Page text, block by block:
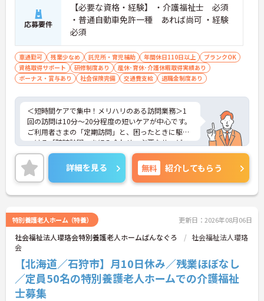
応募要件
【必要な資格・経験】 ・介護福祉士 必須
・普通自動車免許一種 あれば尚可 ・経験
必須
車通勤可 残業少なめ 託児所・育児補助 年間休日110日以上
ブランクOK
資格取得サポート
研修制度あり
産休･育休･介護休暇取得実績あり
ボーナス・賞与あり
社会保険完備 交通費支給 退職金制度あり
＜短時間ケアで集中！メリハリのある訪問業務＞1
回の訪問は10分～20分程度の短いケアが中心です。
ご利用者さまの「定期訪問」と、困ったときに駆け
つける「随時訪問」を組み合わせ、必要なサービス
を必要な分だけお届けします。長時間拘束されるケ
アではないため、テキパキとメリハリをつけて働き
たい方にぴったりのお仕事です。
＜しっかり休んでリフレッシュできる環境＞年間公
休は110日あり、月8～10日のお休みが確保されてい
暇が＋3日付与されるのも嬉しいポイント（入社時
期による）。仕事だけでなく、プライベートの時間
もしっかり大切にできるため、無理なく長く続けら
詳細を見る 無料 紹介してもらう
特別養護老人ホーム（特養） 更新日：2026年08月06日
社会福祉法人瓔珞会特別養護老人ホームばんなぐろ
社会福祉法人瓔珞
会
【北海道／石狩市】月10日休み／残業ほぼなし
／定員50名の特別養護老人ホームでの介護福祉
士募集